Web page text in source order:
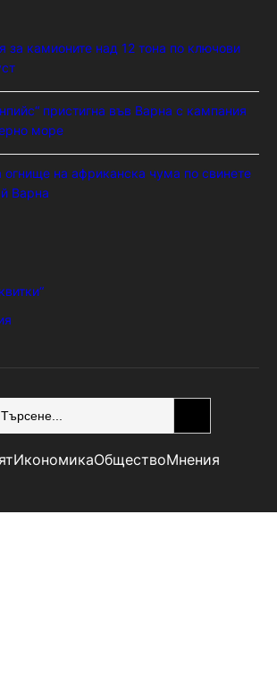
за камионите над 12 тона по ключови
пристигна във Варна с кампания
море
огнище на африканска чума по свинете
Варна
ИкономикаОбществоМнения